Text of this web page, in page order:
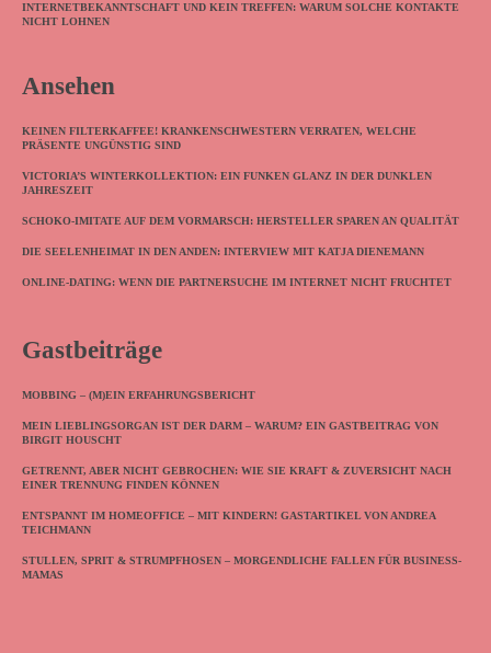
INTERNETBEKANNTSCHAFT UND KEIN TREFFEN: WARUM SOLCHE KONTAKTE
NICHT LOHNEN
Ansehen
KEINEN FILTERKAFFEE! KRANKENSCHWESTERN VERRATEN, WELCHE
PRÄSENTE UNGÜNSTIG SIND
VICTORIA’S WINTERKOLLEKTION: EIN FUNKEN GLANZ IN DER DUNKLEN
JAHRESZEIT
SCHOKO-IMITATE AUF DEM VORMARSCH: HERSTELLER SPAREN AN QUALITÄT
DIE SEELENHEIMAT IN DEN ANDEN: INTERVIEW MIT KATJA DIENEMANN
ONLINE-DATING: WENN DIE PARTNERSUCHE IM INTERNET NICHT FRUCHTET
Gastbeiträge
MOBBING – (M)EIN ERFAHRUNGSBERICHT
MEIN LIEBLINGSORGAN IST DER DARM – WARUM? EIN GASTBEITRAG VON
BIRGIT HOUSCHT
GETRENNT, ABER NICHT GEBROCHEN: WIE SIE KRAFT & ZUVERSICHT NACH
EINER TRENNUNG FINDEN KÖNNEN
ENTSPANNT IM HOMEOFFICE – MIT KINDERN! GASTARTIKEL VON ANDREA
TEICHMANN
STULLEN, SPRIT & STRUMPFHOSEN – MORGENDLICHE FALLEN FÜR BUSINESS-
MAMAS